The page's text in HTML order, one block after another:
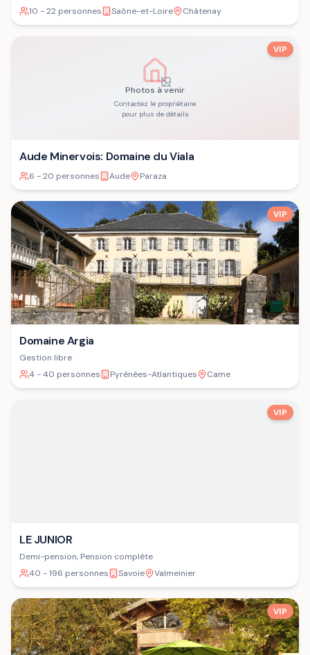
10 - 22 personnes
Saône-et-Loire Châtenay
Photos à venir
Contactez le propriétaire
pour plus de détails
VIP
Aude Minervois: Domaine du Viala
6 - 20 personnes Aude Paraza
VIP
Domaine Argia
Gestion libre
4 - 40 personnes
Pyrénées-Atlantiques Came
VIP
LE JUNIOR
Demi-pension, Pension complète
40 - 196 personnes
Savoie Valmeinier
VIP